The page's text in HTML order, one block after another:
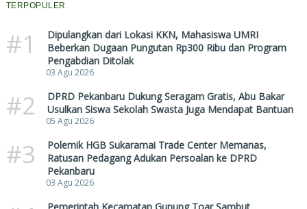
TERPOPULER
#1
Dipulangkan dari Lokasi KKN, Mahasiswa UMRI
Beberkan Dugaan Pungutan Rp300 Ribu dan Program
Pengabdian Ditolak
03 Agu 2026
#2
DPRD Pekanbaru Dukung Seragam Gratis, Abu Bakar
Usulkan Siswa Sekolah Swasta Juga Mendapat Bantuan
05 Agu 2026
#3
Polemik HGB Sukaramai Trade Center Memanas,
Ratusan Pedagang Adukan Persoalan ke DPRD
Pekanbaru
03 Agu 2026